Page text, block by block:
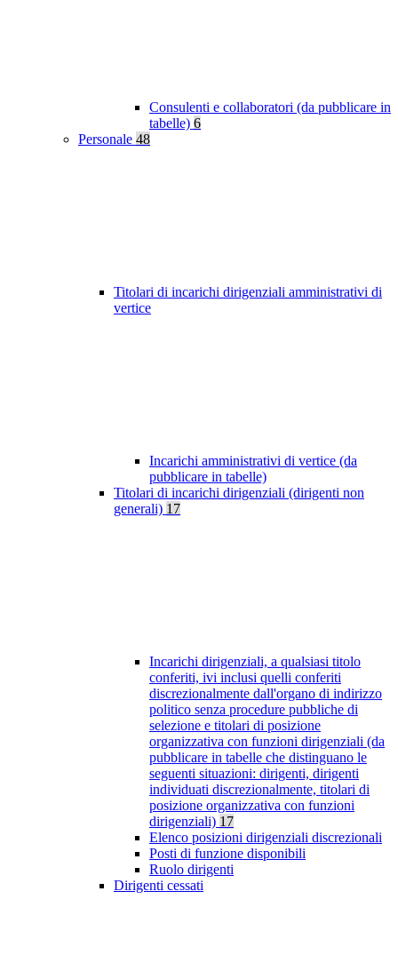
Consulenti e collaboratori (da pubblicare in
tabelle) 6
Personale 48
Titolari di incarichi dirigenziali amministrativi di
vertice
Incarichi amministrativi di vertice (da
pubblicare in tabelle)
Titolari di incarichi dirigenziali (dirigenti non
generali) 17
Incarichi dirigenziali, a qualsiasi titolo
conferiti, ivi inclusi quelli conferiti
discrezionalmente dall'organo di indirizzo
politico senza procedure pubbliche di
selezione e titolari di posizione
organizzativa con funzioni dirigenziali (da
pubblicare in tabelle che distinguano le
seguenti situazioni: dirigenti, dirigenti
individuati discrezionalmente, titolari di
posizione organizzativa con funzioni
dirigenziali) 17
Elenco posizioni dirigenziali discrezionali
Posti di funzione disponibili
Ruolo dirigenti
Dirigenti cessati